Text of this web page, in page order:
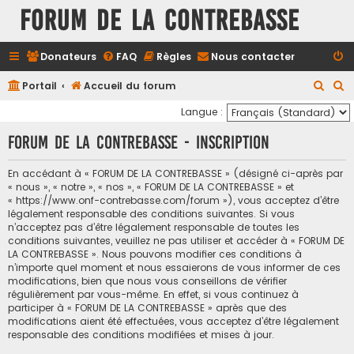
FORUM DE LA CONTREBASSE
Donateurs FAQ Règles Nous contacter
Portail Accueil du forum
e
c
e
c
c
r
Langue :
FORUM DE LA CONTREBASSE - Inscription
En accédant à « FORUM DE LA CONTREBASSE » (désigné ci-après par
« nous », « notre », « nos », « FORUM DE LA CONTREBASSE » et
« https://www.onf-contrebasse.com/forum »), vous acceptez d’être
légalement responsable des conditions suivantes. Si vous
n’acceptez pas d’être légalement responsable de toutes les
conditions suivantes, veuillez ne pas utiliser et accéder à « FORUM DE
LA CONTREBASSE ». Nous pouvons modifier ces conditions à
n’importe quel moment et nous essaierons de vous informer de ces
modifications, bien que nous vous conseillons de vérifier
régulièrement par vous-même. En effet, si vous continuez à
participer à « FORUM DE LA CONTREBASSE » après que des
modifications aient été effectuées, vous acceptez d’être légalement
responsable des conditions modifiées et mises à jour.